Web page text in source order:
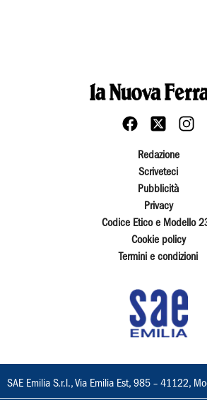
Redazione
Scriveteci
Pubblicità
Privacy
Codice Etico e Modello
Cookie policy
Termini e condizioni
SAE Emilia S.r.l., Via Emilia Est, 985 – 41122,